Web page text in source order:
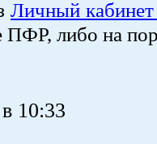
Личный
ПФР, либо на
в 10:33